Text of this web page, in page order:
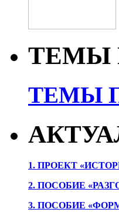
ТЕМЫ
ТЕМЫ
1. ПРОЕКТ
2. ПОСОБИЕ
3. ПОСОБИЕ